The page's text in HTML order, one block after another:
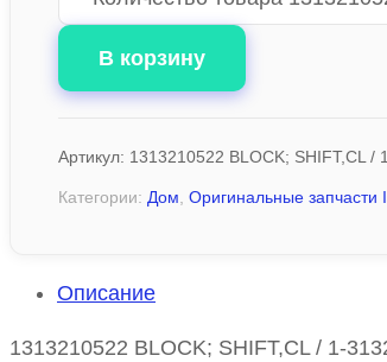
В корзину
Артикул: 1313210522 BLOCK; SHIFT,CL /
Категории: Дом, Оригинальные запчасти
Описание
1313210522 BLOCK; SHIFT,CL / 1-